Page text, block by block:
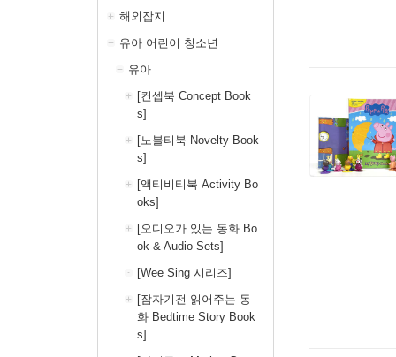
해외잡지
유아 어린이 청소년
유아
[컨셉북 Concept Book
s]
[노블티북 Novelty Book
s]
[액티비티북 Activity Bo
oks]
[오디오가 있는 동화 Bo
ok & Audio Sets]
[Wee Sing 시리즈]
[잠자기전 읽어주는 동
화 Bedtime Story Book
s]